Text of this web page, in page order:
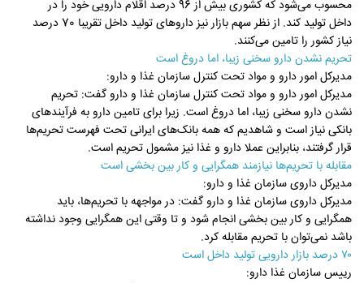
محسوب می‌شود که کشوری بیش از 96 درصد اقلام دارویی خود را در
داخل تولید کند. از نظر سهم بازار نیز داروهای تولید داخل تقریبا 70 درصد
نیاز کشور را تامین می‌کنند.
تحریم نشدن دارو سخنی زیبا، اما دروغ است
مدیرکل امور دارو و مواد تحت کنترل سازمان غذا و دارو:
مدیرکل امور دارو و مواد تحت کنترل سازمان غذا و دارو گفت: تحریم
نشدن دارو سخنی زیبا، اما دروغ است. زیرا برای تامین دارو به فرآیندهای
بانکی نیاز است و شاهدیم که همه بانک‌های ایرانی تحت فهرست تحریم‌ها
قرار گرفتند، بنابراین عملا دارو و غذا نیز مشمول تحریم است.
مقابله با تحریم‌ها نیازمند همگرایی و کار بین بخشی است
مدیرکل داروی سازمان غذا و دارو:
مدیرکل داروی سازمان غذا و دارو گفت: در مواجهه با تحریم‌ها، باید
همگرایی و کار بین بخشی انجام شود و تا وقتی ‏این همگرایی وجود نداشته
باشد نمی‌توان با تحریم مقابله کرد.‏
۷۰ درصد بازار دارویی تولید داخل است
رییس سازمان غذا دارو: